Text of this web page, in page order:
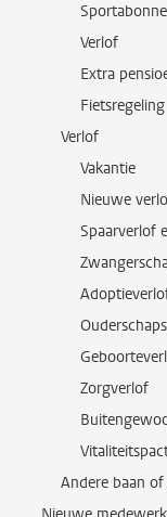
Verlof
Extra
Fietsregeling
Verlof
Vakantie
Nieuwe
Spaarverlof
Zorgverlof
Andere baan